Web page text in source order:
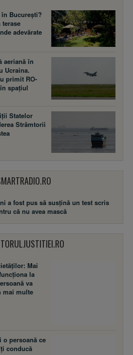
București?
terase
adevărate
aeriană în
Ucraina.
primit RO-
spațiul
Statelor
Strâmtorii
a fost pus să susţină un test scris
că nu avea mască
Mai
la
va
mai multe
o persoană ce
conducă